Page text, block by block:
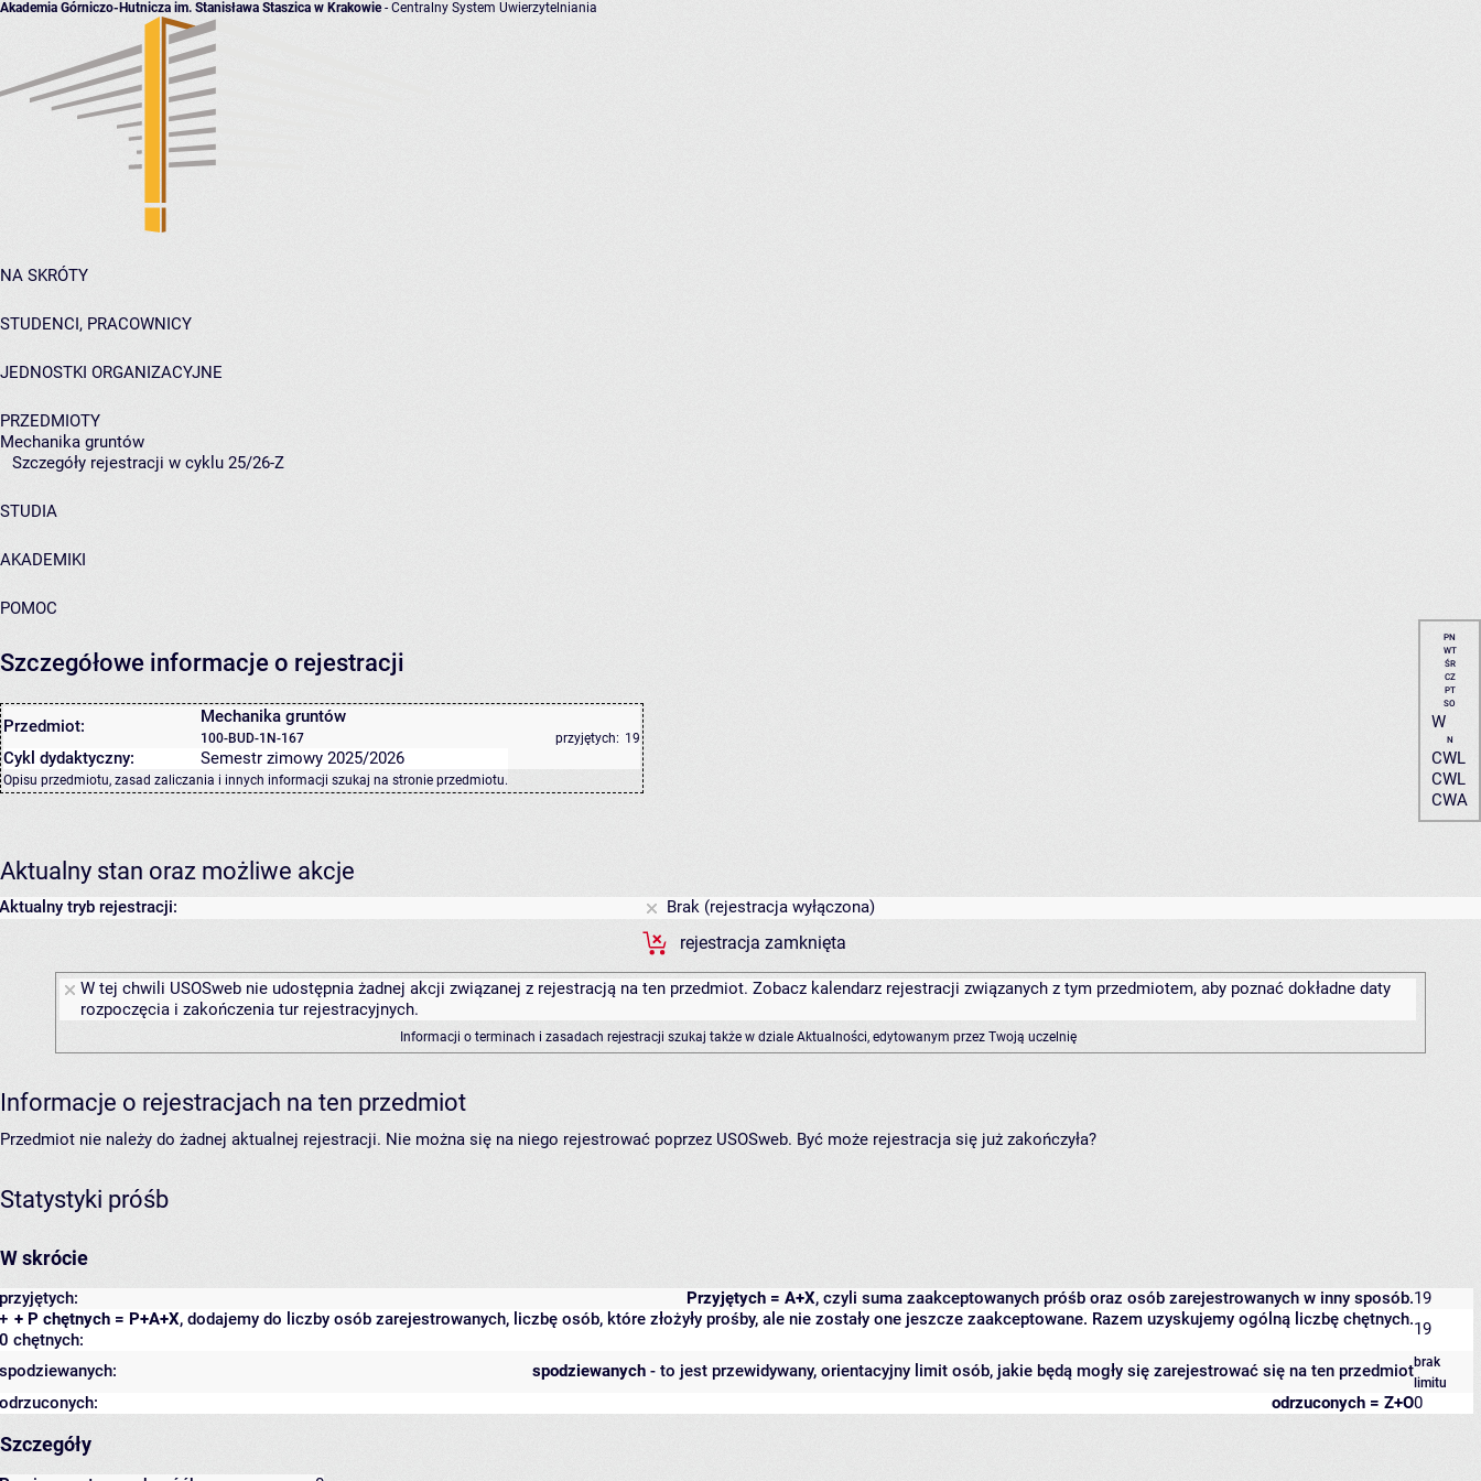
Akademia Górniczo-Hutnicza im. Stanisława Staszica w Krakowie- Centralny System Uwierzytelniania
NA SKRÓTY
STUDENCI, PRACOWNICY
JEDNOSTKI ORGANIZACYJNE
PRZEDMIOTY
Mechanika gruntów
Szczegóły rejestracji w cyklu 25/26-Z
STUDIA
AKADEMIKI
POMOC
Szczegółowe informacje o rejestracji
Przedmiot: Mechanika gruntów
100-BUD-1N-167 przyjętych: 19
Cykl dydaktyczny: Semestr zimowy 2025/2026
Opisu przedmiotu, zasad zaliczania i innych informacji szukaj na stronie przedmiotu.
PN
WT
ŚR
CZ
PT
SO
W
N
CWL
CWL
CWA
Aktualny stan oraz możliwe akcje
Aktualny tryb rejestracji:
Brak (rejestracja wyłączona)
rejestracja zamknięta
W tej chwili USOSweb nie udostępnia żadnej akcji związanej z rejestracją na ten przedmiot. Zobacz kalendarz rejestracji związanych z tym przedmiotem, aby poznać dokładne daty
rozpoczęcia i zakończenia tur rejestracyjnych.
Informacji o terminach i zasadach rejestracji szukaj także w dziale Aktualności, edytowanym przez Twoją uczelnię
Informacje o rejestracjach na ten przedmiot
Przedmiot nie należy do żadnej aktualnej rejestracji. Nie można się na niego rejestrować poprzez USOSweb. Być może rejestracja się już zakończyła?
Statystyki próśb
W skrócie
Przyjętych = A+X, czyli suma zaakceptowanych próśb oraz osób zarejestrowanych w inny sposób.
przyjętych:
19
+ P chętnych = P+A+X, dodajemy do liczby osób zarejestrowanych, liczbę osób, które złożyły prośby, ale nie zostały one jeszcze zaakceptowane. Razem uzyskujemy ogólną liczbę chętnych.
+
0 chętnych:
19
spodziewanych - to jest przewidywany, orientacyjny limit osób, jakie będą mogły się zarejestrować się na ten przedmiot
spodziewanych:
brak
limitu
odrzuconych = Z+O
odrzuconych: 0
Szczegóły